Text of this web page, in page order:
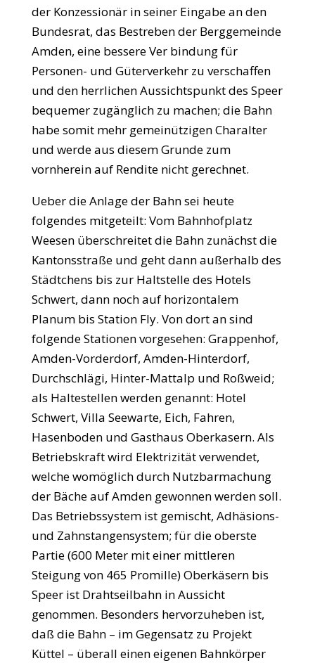
der Konzessionär in seiner Eingabe an den
Bundesrat, das Bestreben der Berggemeinde
Amden, eine bessere Ver bindung für
Personen- und Güterverkehr zu verschaffen
und den herrlichen Aussichtspunkt des Speer
bequemer zugänglich zu machen; die Bahn
habe somit mehr gemeinützigen Charalter
und werde aus diesem Grunde zum
vornherein auf Rendite nicht gerechnet.
Ueber die Anlage der Bahn sei heute
folgendes mitgeteilt: Vom Bahnhofplatz
Weesen überschreitet die Bahn zunächst die
Kantonsstraße und geht dann außerhalb des
Städtchens bis zur Haltstelle des Hotels
Schwert, dann noch auf horizontalem
Planum bis Station Fly. Von dort an sind
folgende Stationen vorgesehen: Grappenhof,
Amden-Vorderdorf, Amden-Hinterdorf,
Durchschlägi, Hinter-Mattalp und Roßweid;
als Haltestellen werden genannt: Hotel
Schwert, Villa Seewarte, Eich, Fahren,
Hasenboden und Gasthaus Oberkasern. Als
Betriebskraft wird Elektrizität verwendet,
welche womöglich durch Nutzbarmachung
der Bäche auf Amden gewonnen werden soll.
Das Betriebssystem ist gemischt, Adhäsions-
und Zahnstangensystem; für die oberste
Partie (600 Meter mit einer mittleren
Steigung von 465 Promille) Oberkäsern bis
Speer ist Drahtseilbahn in Aussicht
genommen. Besonders hervorzuheben ist,
daß die Bahn – im Gegensatz zu Projekt
Küttel – überall einen eigenen Bahnkörper